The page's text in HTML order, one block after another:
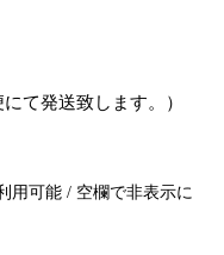
て発送致します。）
用可能 / 空欄で非表示に